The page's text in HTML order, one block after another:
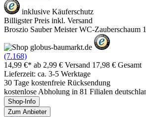
inklusive Käuferschutz
Billigster Preis inkl. Versand
Broszio Sauber Meister WC-Zauberschaum
(7.168)
14,99 €* ab 2,99 € Versand 17,98 € Gesamt
Lieferzeit: ca. 3-5 Werktage
30 Tage kostenfreie Rücksendung
kostenlose Abholung in 81 Filialen
Shop-Info
Zum Anbieter